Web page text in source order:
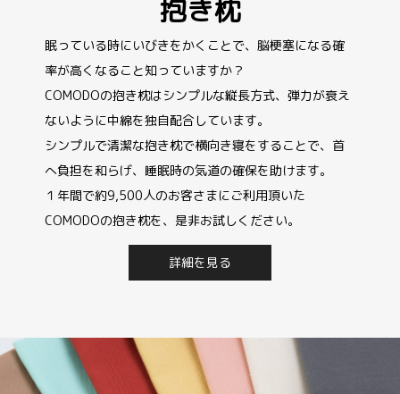
抱き枕
眠っている時にいびきをかくことで、脳梗塞になる確
率が高くなること知っていますか？
COMODOの抱き枕はシンプルな縦長方式、弾力が衰え
ないように中綿を独自配合しています。
シンプルで清潔な抱き枕で横向き寝をすることで、首
へ負担を和らげ、睡眠時の気道の確保を助けます。
１年間で約9,500人のお客さまにご利用頂いた
COMODOの抱き枕を、是非お試しください。
詳細を見る